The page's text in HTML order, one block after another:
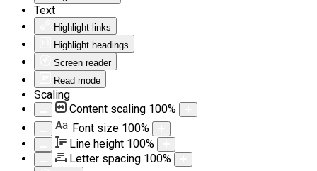
Text
Highlight links
Highlight headings
Screen reader
Read mode
Scaling
Content scaling 100%
Aa Font size 100%
Line height 100%
Letter spacing 100%